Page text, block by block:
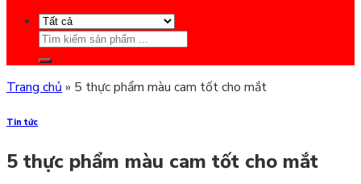
Search
for:
Trang chủ » 5 thực phẩm màu cam tốt cho mắt
Tin tức
5 thực phẩm màu cam tốt cho mắt